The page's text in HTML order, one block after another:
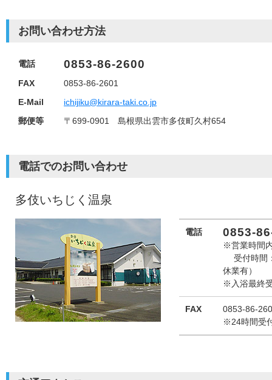
お問い合わせ方法
電話 0853-86-2600
FAX 0853-86-2601
E-Mail ichijiku@kirara-taki.co.jp
郵便等 〒699-0901 島根県出雲市多伎町久村654
電話でのお問い合わせ
多伎いちじく温泉
電話 0853-
※営業時間
受付時間
休業有）
※入浴最終
FAX
0853-86-
※24時間受